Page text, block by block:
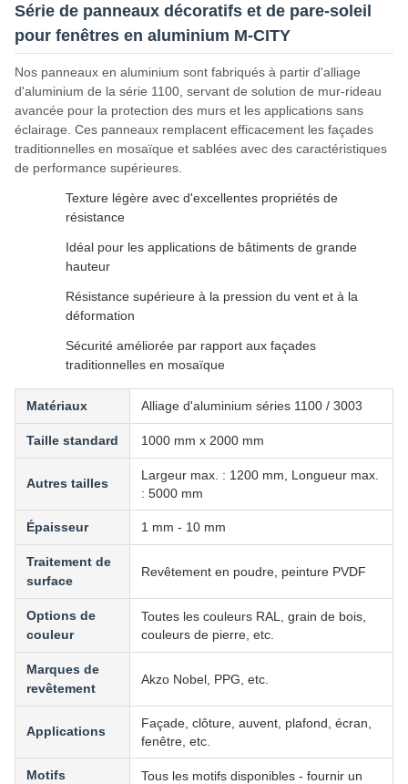
Série de panneaux décoratifs et de pare-soleil
pour fenêtres en aluminium M-CITY
Nos panneaux en aluminium sont fabriqués à partir d'alliage
d'aluminium de la série 1100, servant de solution de mur-rideau
avancée pour la protection des murs et les applications sans
éclairage. Ces panneaux remplacent efficacement les façades
traditionnelles en mosaïque et sablées avec des caractéristiques
de performance supérieures.
Texture légère avec d'excellentes propriétés de
résistance
Idéal pour les applications de bâtiments de grande
hauteur
Résistance supérieure à la pression du vent et à la
déformation
Sécurité améliorée par rapport aux façades
traditionnelles en mosaïque
Matériaux Alliage d'aluminium séries 1100 / 3003
Taille standard 1000 mm x 2000 mm
Autres tailles
Largeur max. : 1200 mm, Longueur max.
: 5000 mm
Épaisseur 1 mm - 10 mm
Traitement de
surface
Revêtement en poudre, peinture PVDF
Options de
couleur
Toutes les couleurs RAL, grain de bois,
couleurs de pierre, etc.
Marques de
revêtement
Akzo Nobel, PPG, etc.
Applications
Façade, clôture, auvent, plafond, écran,
fenêtre, etc.
Motifs
Tous les motifs disponibles - fournir un